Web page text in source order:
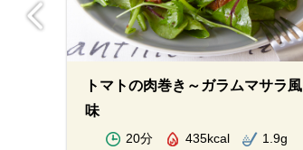
トマトの肉巻き～ガラムマサラ風
味
20分 435kcal 1.9g